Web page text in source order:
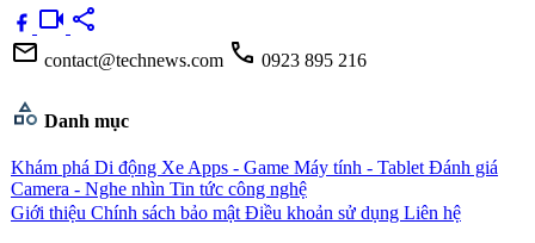
videocam share
mail contact@technews.com call 0923 895 216
category Danh mục
Khám phá Di động Xe Apps - Game Máy tính - Tablet Đánh giá
Camera - Nghe nhìn Tin tức công nghệ
Giới thiệu Chính sách bảo mật Điều khoản sử dụng Liên hệ